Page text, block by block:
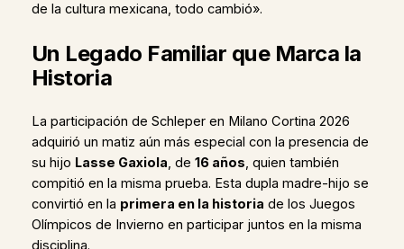
de la cultura mexicana, todo cambió».
Un Legado Familiar que Marca la
Historia
La participación de Schleper en Milano Cortina 2026
adquirió un matiz aún más especial con la presencia de
su hijo Lasse Gaxiola, de 16 años, quien también
compitió en la misma prueba. Esta dupla madre-hijo se
convirtió en la primera en la historia de los Juegos
Olímpicos de Invierno en participar juntos en la misma
disciplina.